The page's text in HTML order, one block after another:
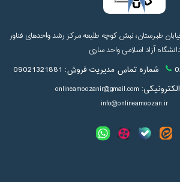
طبرستان، نبش کوچه طلیعه مرکز رشد واحدهای فناور
آزاد اسلامی واحد ساری
شماره تماس مدیریت فروش: 09021321881
onlineamoozanir@gmail.com
info@onlineamoozan.ir